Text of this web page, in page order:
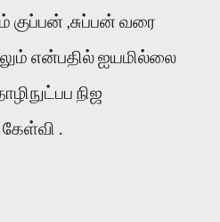
குப்பன் ,சுப்பன் வரை
என்பதில் ஐயமில்லை
நிஜ
.